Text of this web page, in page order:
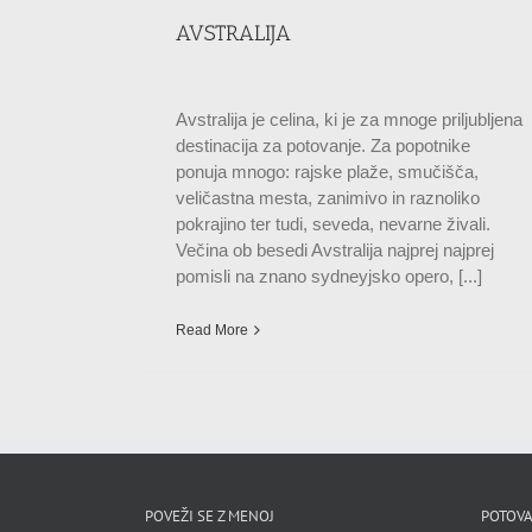
AVSTRALIJA
Avstralija je celina, ki je za mnoge priljubljena
destinacija za potovanje. Za popotnike
ponuja mnogo: rajske plaže, smučišča,
veličastna mesta, zanimivo in raznoliko
pokrajino ter tudi, seveda, nevarne živali.
Večina ob besedi Avstralija najprej najprej
pomisli na znano sydneyjsko opero, [...]
Read More
POVEŽI SE Z MENOJ